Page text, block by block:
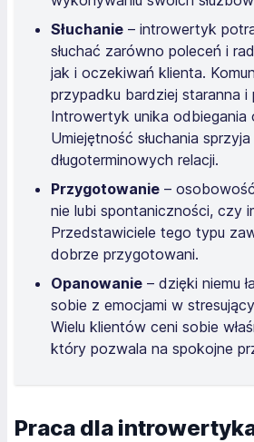
Słuchanie – introwertyk
słuchać zarówno poleceń i
jak i oczekiwań klienta.
przypadku bardziej staranna i
Introwertyk unika odbiegania
Umiejętność słuchania
długoterminowych relacji.
Przygotowanie –
nie lubi spontaniczności, czy
Przedstawiciele tego typu
dobrze przygotowani.
Opanowanie – dzięki niemu
sobie z emocjami w
Wielu klientów ceni sobie
który pozwala na spokojne
Praca dla